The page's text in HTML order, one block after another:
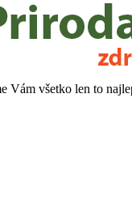
Vám všetko len to